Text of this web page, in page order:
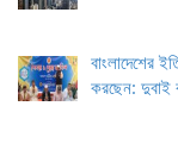
বাংলাদেশের
করছেন: দুবাই